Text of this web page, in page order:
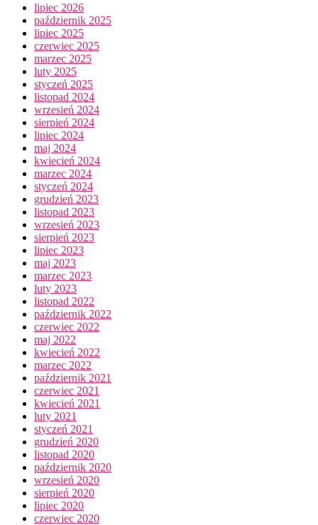
lipiec 2026
październik 2025
lipiec 2025
czerwiec 2025
marzec 2025
luty 2025
styczeń 2025
listopad 2024
wrzesień 2024
sierpień 2024
lipiec 2024
maj 2024
kwiecień 2024
marzec 2024
styczeń 2024
grudzień 2023
listopad 2023
wrzesień 2023
sierpień 2023
lipiec 2023
maj 2023
marzec 2023
luty 2023
listopad 2022
październik 2022
czerwiec 2022
maj 2022
kwiecień 2022
marzec 2022
październik 2021
czerwiec 2021
kwiecień 2021
luty 2021
styczeń 2021
grudzień 2020
listopad 2020
październik 2020
wrzesień 2020
sierpień 2020
lipiec 2020
czerwiec 2020